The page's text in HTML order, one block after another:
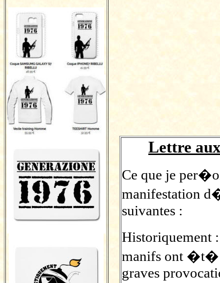
Lettre
Ce que je
manifestation
suivantes :
Historiquement
manifs ont �t�
graves